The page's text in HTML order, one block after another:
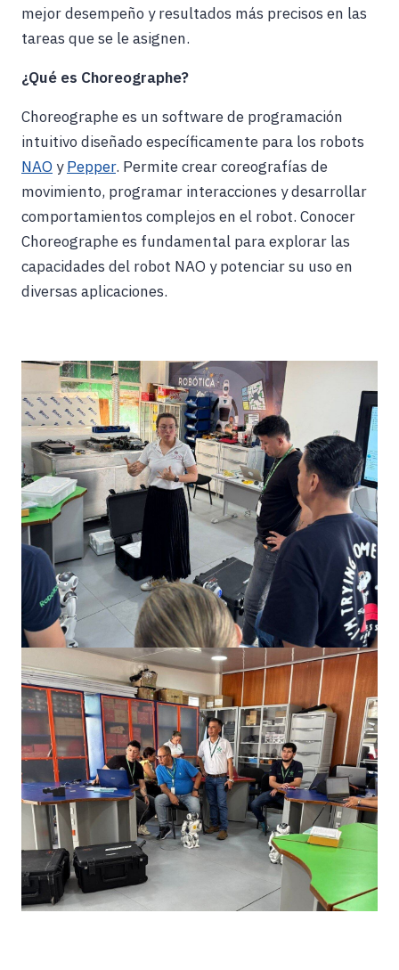
mejor desempeño y resultados más precisos en las
tareas que se le asignen.
¿Qué es Choreographe?
Choreographe es un software de programación
intuitivo diseñado específicamente para los robots
NAO yPepper. Permite crear coreografías de
movimiento, programar interacciones y desarrollar
comportamientos complejos en el robot. Conocer
Choreographe es fundamental para explorar las
capacidades del robot NAO y potenciar su uso en
diversas aplicaciones.